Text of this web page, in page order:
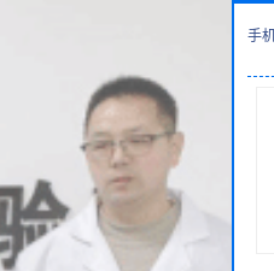
手机